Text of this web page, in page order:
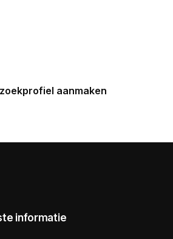
aanmaken
informatie